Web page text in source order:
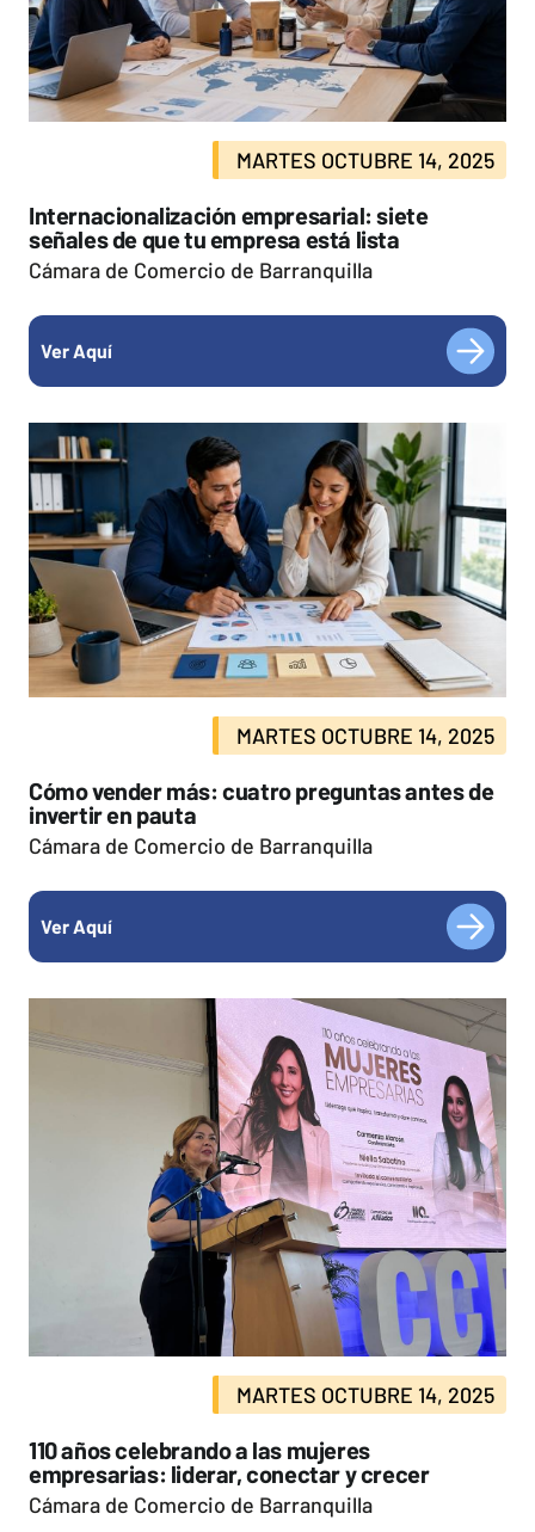
MARTES OCTUBRE 14, 2025
Internacionalización empresarial: siete
señales de que tu empresa está lista
Cámara de Comercio de Barranquilla
Ver Aquí
MARTES OCTUBRE 14, 2025
Cómo vender más: cuatro preguntas antes de
invertir en pauta
Cámara de Comercio de Barranquilla
Ver Aquí
MARTES OCTUBRE 14, 2025
110 años celebrando a las mujeres
empresarias: liderar, conectar y crecer
Cámara de Comercio de Barranquilla